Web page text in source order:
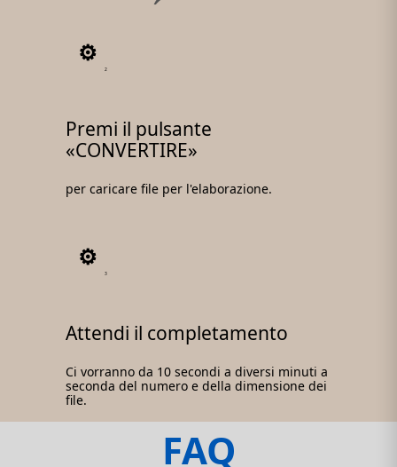
2
Premi il pulsante
«CONVERTIRE»
per caricare file per l'elaborazione.
3
Attendi il completamento
Ci vorranno da 10 secondi a diversi minuti a
seconda del numero e della dimensione dei
file.
FAQ